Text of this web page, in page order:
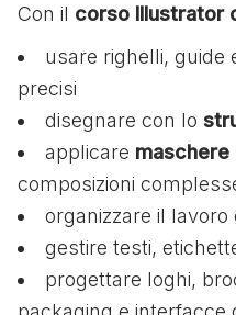
Con il corso Illustrator
usare righelli, guide
precisi
disegnare con lo
applicare maschere
composizioni
organizzare il
gestire testi,
progettare loghi,